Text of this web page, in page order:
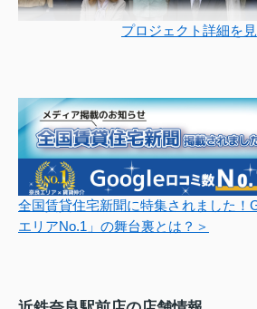
プロジェクト詳細を見
全国賃貸住宅新聞に特集されました！
エリアNo.1」の舞台裏とは？＞